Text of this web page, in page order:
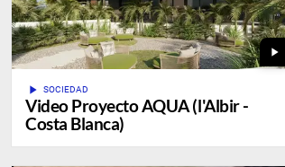
play_arrow
play_arrow SOCIEDAD
Video Proyecto AQUA (l'Albir -
Costa Blanca)